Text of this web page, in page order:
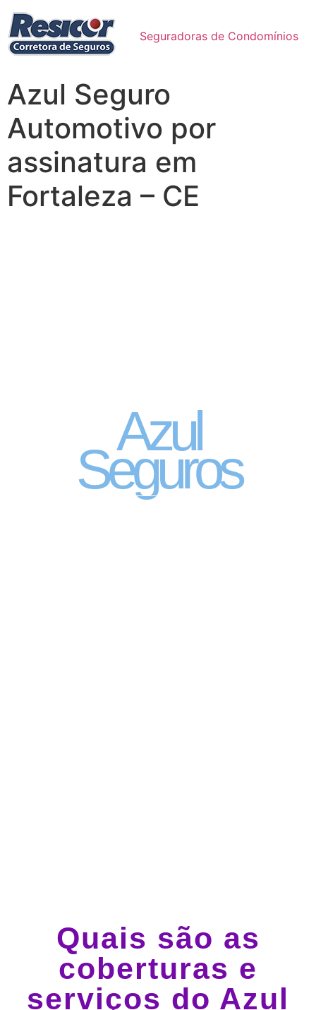
Seguradoras de Condomínios
Azul Seguro
Automotivo por
assinatura em
Fortaleza – CE
Azul
Seguros
Quais são as
coberturas e
serviços do Azul